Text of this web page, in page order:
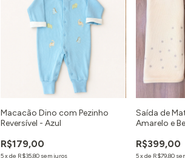
Macacão Dino com Pezinho
Reversível - Azul
R$179,00
5xde R$35,80 sem juros
Saída de
Amarelo e
R$399,00
5xde R$79,80